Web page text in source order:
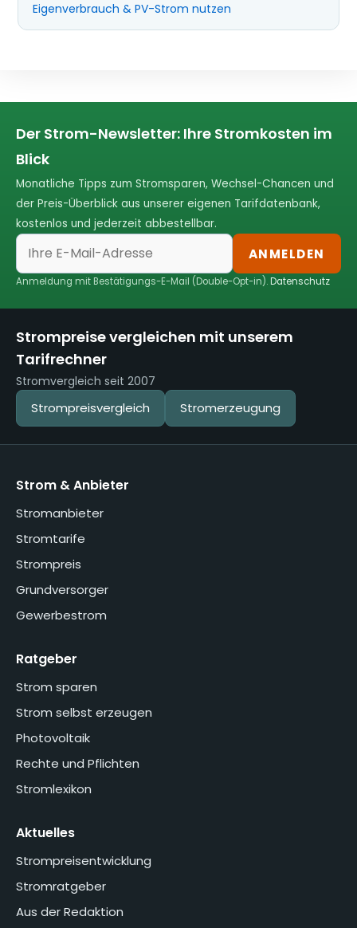
Eigenverbrauch & PV-Strom nutzen
Der Strom-Newsletter: Ihre Stromkosten im
Blick
Monatliche Tipps zum Stromsparen, Wechsel-Chancen und
der Preis-Überblick aus unserer eigenen Tarifdatenbank,
kostenlos und jederzeit abbestellbar.
ANMELDEN
Anmeldung mit Bestätigungs-E-Mail (Double-Opt-in).Datenschutz
Strompreise vergleichen mit unserem
Tarifrechner
Stromvergleich seit 2007
Strompreisvergleich Stromerzeugung
Strom & Anbieter
Stromanbieter
Stromtarife
Strompreis
Grundversorger
Gewerbestrom
Ratgeber
Strom sparen
Strom selbst erzeugen
Photovoltaik
Rechte und Pflichten
Stromlexikon
Aktuelles
Strompreisentwicklung
Stromratgeber
Aus der Redaktion